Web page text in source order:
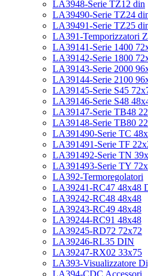
LA3948-Serie TZ12 din
LA39490-Serie TZ24
LA39491-Serie TZ25
LA391-Temporizzatori
LA39141-Serie 1400
LA39142-Serie 1800
LA39143-Serie 2000
LA39144-Serie 2100
LA39145-Serie S45
LA39146-Serie S48
LA39147-Serie TB48
LA39148-Serie TB80
LA391490-Serie TC
LA391491-Serie TF
LA391492-Serie TN
LA391493-Serie TY
LA392-Termoregolatori
LA39241-RC47 48x48
LA39242-RC48 48x48
LA39243-RC49 48x48
LA39244-RC91 48x48
LA39245-RD72 72x72
LA39246-RL35 DIN
LA39247-RX02 33x75
LA393-Visualizzatore
LA394-CDC Accessori